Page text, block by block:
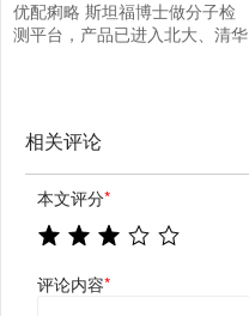
优配痢略 斯坦福博士做分子检
测平台，产品已进入北大、清华
相关评论
本文评分*
评论内容*